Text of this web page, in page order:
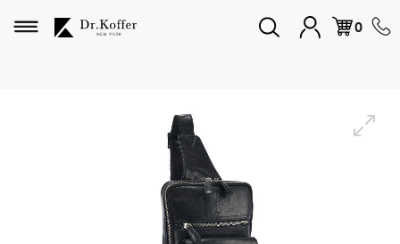
0
Избранное
Дорожная коллекция
Мужская коллекция
Женская коллекция